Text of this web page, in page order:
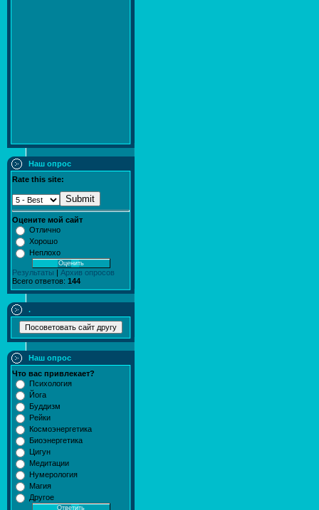
Наш опрос
Rate this site:
Submit
Оцените мой сайт
Отлично
Хорошо
Неплохо
Результаты
Архив опросов
Всего ответов: 144
.
Наш опрос
Что вас привлекает?
Психология
Йога
Буддизм
Рейки
Космоэнергетика
Биоэнергетика
Цигун
Медитации
Нумерология
Магия
Другое